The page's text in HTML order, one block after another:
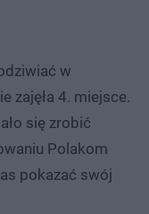
w
zajęła 4. miejsce.
się zrobić
Polakom
pokazać swój